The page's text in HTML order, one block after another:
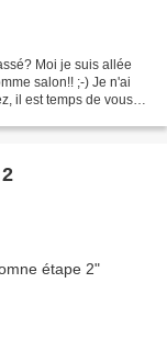
Moi je suis allée
salon!! ;-) Je n'ai
il est temps de vous